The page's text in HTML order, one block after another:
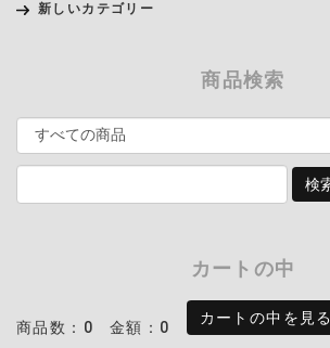
新しいカテゴリー
商品検索
カートの中
商品数：0 金額：0
カートの中を見る